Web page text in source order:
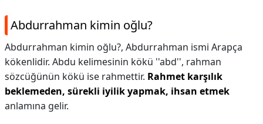
Abdurrahman kimin oğlu?
Abdurrahman kimin oğlu?, Abdurrahman ismi Arapça
kökenlidir. Abdu kelimesinin kökü ''abd'', rahman
sözcüğünün kökü ise rahmettir. Rahmet karşılık
beklemeden, sürekli iyilik yapmak, ihsan etmek
anlamına gelir.